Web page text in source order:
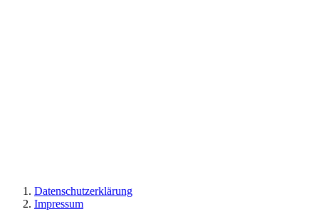
Datenschutzerklärung
Impressum